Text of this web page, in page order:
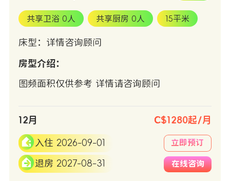
共享卫浴 0人 共享厨房 0人 15平米
床型：详情咨询顾问
房型介绍：
图频面积仅供参考 详情请咨询顾问
12月 C$1280起/月
入住 2026-09-01
退房 2027-08-31
立即预订
在线咨询